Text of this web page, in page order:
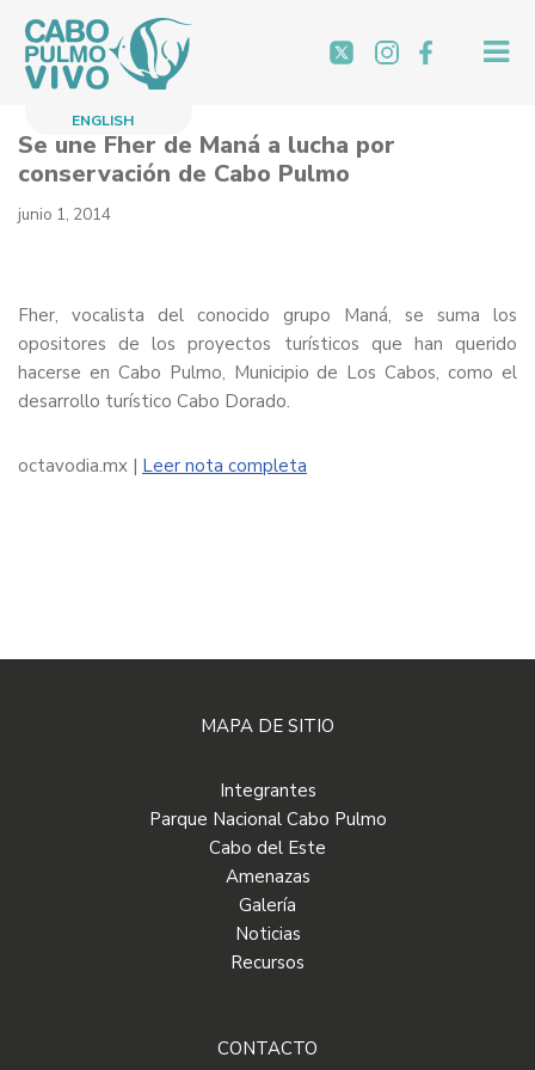
Saltar
al
contenidoENGLISH
Se une Fher de Maná a lucha por
conservación de Cabo Pulmo
junio 1, 2014
Fher, vocalista del conocido grupo Maná, se suma los
opositores de los proyectos turísticos que han querido
hacerse en Cabo Pulmo, Municipio de Los Cabos, como el
desarrollo turístico Cabo Dorado.
octavodia.mx | Leer nota completa
MAPA DE SITIO
Integrantes
Parque Nacional Cabo Pulmo
Cabo del Este
Amenazas
Galería
Noticias
Recursos
CONTACTO